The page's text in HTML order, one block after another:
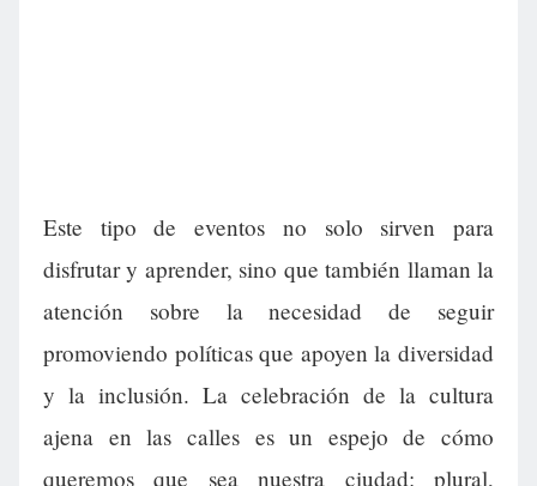
Este tipo de eventos no solo sirven para
disfrutar y aprender, sino que también llaman la
atención sobre la necesidad de seguir
promoviendo políticas que apoyen la diversidad
y la inclusión. La celebración de la cultura
ajena en las calles es un espejo de cómo
queremos que sea nuestra ciudad: plural,